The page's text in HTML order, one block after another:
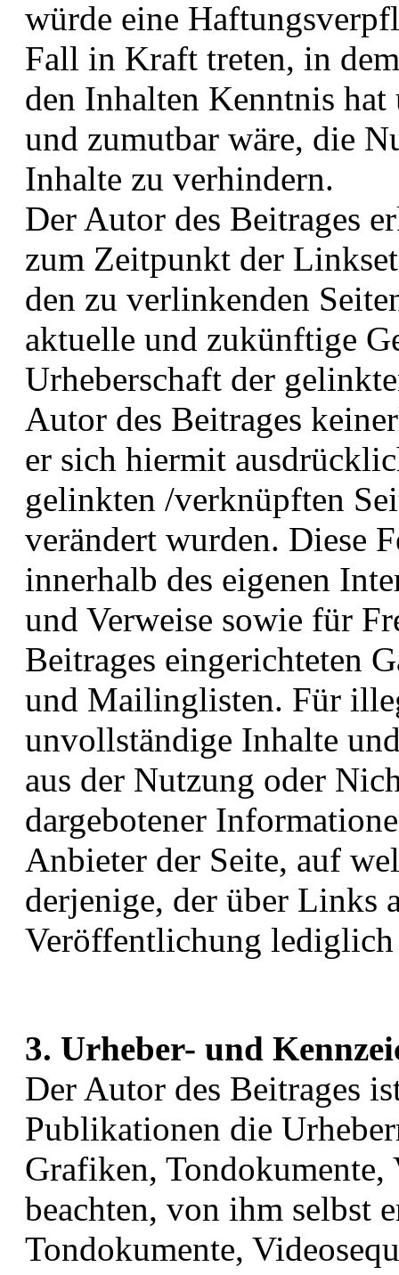
würde eine
Fall in Kraft treten, in
den Inhalten Kenntnis
und zumutbar wäre, die
Inhalte zu verhindern.
Der Autor des Beitrages
zum Zeitpunkt der
den zu verlinkenden
aktuelle und zukünftige
Urheberschaft der
Autor des Beitrages
er sich hiermit
gelinkten /verknüpften
verändert wurden. Diese
innerhalb des eigenen
und Verweise sowie für
Beitrages eingerichteten
und Mailinglisten. Für
unvollständige Inhalte
aus der Nutzung oder
dargebotener
Anbieter der Seite, auf
derjenige, der über Links
Veröffentlichung
3. Urheber- und
Der Autor des Beitrages
Publikationen die
Grafiken, Tondokumente,
beachten, von ihm selbst
Tondokumente,